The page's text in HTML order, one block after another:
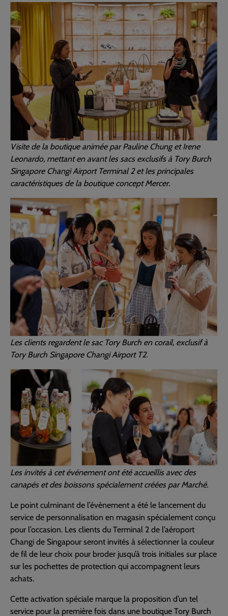
Visite de la boutique animée par Pauline Chung et Irene
Leonardo, mettant en avant les sacs exclusifs à Tory Burch
Singapore Changi Airport Terminal 2 et les principales
caractéristiques de la boutique concept Mercer.
Les clients regardent le sac Tory Burch en corail, exclusif à
Tory Burch Singapore Changi Airport T2.
Les invités à cet événement ont été accueillis avec des
canapés et des boissons spécialement créées par Marché.
Le point culminant de l’évènement a été le lancement du
service de personnalisation en magasin spécialement conçu
pour l’occasion. Les clients du Terminal 2 de l’aéroport
Changi de Singapour seront invités à sélectionner la couleur
de fil de leur choix pour broder jusqu’à trois initiales sur place
sur les pochettes de protection qui accompagnent leurs
achats.
Cette activation spéciale marque la proposition d’un tel
service pour la première fois dans une boutique Tory Burch